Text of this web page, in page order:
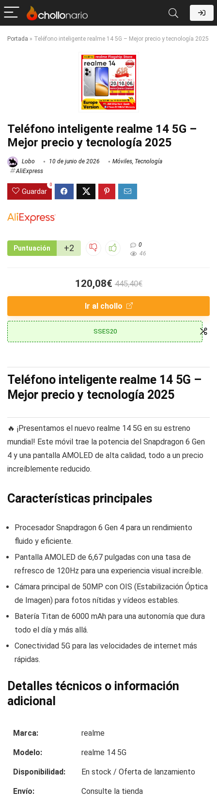
Portada » Teléfono inteligente realme 14 5G – Mejor precio y tecnología 2025
Teléfono inteligente realme 14 5G –
Mejor precio y tecnología 2025
Lobo 10 de junio de 2026 Móviles, Tecnología
AliExpress
Guardar
0
Puntuación +2
0
46
120,08€ 445,40€
Ir al chollo
SSES20
Teléfono inteligente realme 14 5G –
Mejor precio y tecnología 2025
🔥 ¡Presentamos el nuevo realme 14 5G en su estreno
mundial! Este móvil trae la potencia del Snapdragon 6 Gen
4 y una pantalla AMOLED de alta calidad, todo a un precio
increíblemente reducido.
Características principales
Procesador Snapdragon 6 Gen 4 para un rendimiento
fluido y eficiente.
Pantalla AMOLED de 6,67 pulgadas con una tasa de
refresco de 120Hz para una experiencia visual increíble.
Cámara principal de 50MP con OIS (Estabilización Óptica
de Imagen) para fotos nítidas y vídeos estables.
Batería Titan de 6000 mAh para una autonomía que dura
todo el día y más allá.
Conectividad 5G para las velocidades de internet más
rápidas.
Detalles técnicos o información
adicional
Marca: realme
Modelo: realme 14 5G
Disponibilidad: En stock / Oferta de lanzamiento
Envío: Consulte la tienda